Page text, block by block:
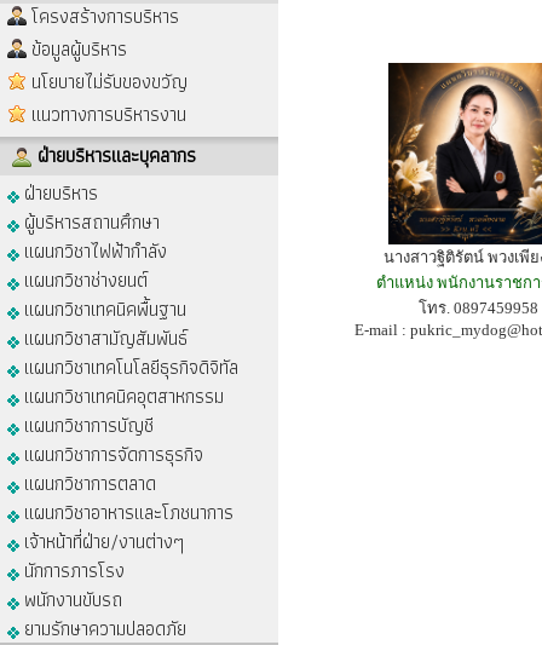
โครงสร้างการบริหาร
ข้อมูลผู้บริหาร
นโยบายไม่รับของขวัญ
แนวทางการบริหารงาน
ฝ่ายบริหารและบุคลากร
ฝ่ายบริหาร
ผู้บริหารสถานศึกษา
แผนกวิชาไฟฟ้ากำลัง
แผนกวิชาช่างยนต์
แผนกวิชาเทคนิคพื้นฐาน
แผนกวิชาสามัญสัมพันธ์
แผนกวิชาเทคโนโลยีธุรกิจดิจิทัล
แผนกวิชาเทคนิคอุตสาหกรรม
แผนกวิชาการบัญชี
แผนกวิชาการจัดการธุรกิจ
แผนกวิชาการตลาด
แผนกวิชาอาหารและโภชนาการ
เจ้าหน้าที่ฝ่าย/งานต่างๆ
นักการภารโรง
พนักงานขับรถ
ยามรักษาความปลอดภัย
นางสาวฐิติรัตน์ พวงเพีย
ตำแหน่ง พนักงานราชกา
โทร. 0897459958
E-mail :